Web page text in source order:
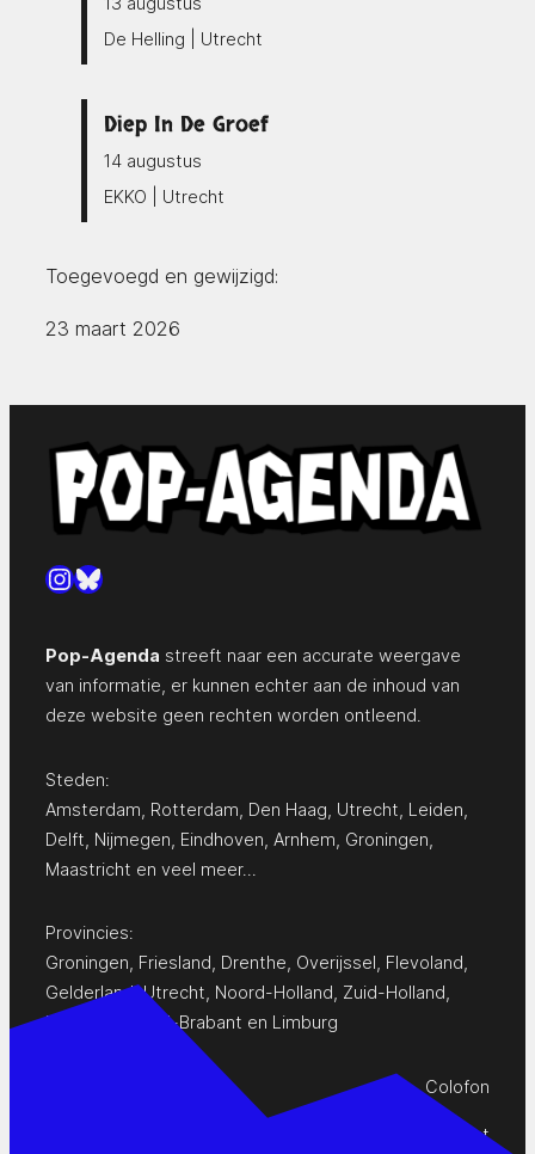
De Helling | Utrecht
Diep In De Groef
14 augustus
EKKO | Utrecht
Toegevoegd en gewijzigd:
23 maart 2026
Instagram
Bluesky
Pop-Agenda streeft naar een accurate weergave
van informatie, er kunnen echter aan de inhoud van
deze website geen rechten worden ontleend.
Steden:
Amsterdam Rotterdam Den Haag Utrecht Leiden
Delft Nijmegen Eindhoven Arnhem Groningen
Maastricht en veel meer…
Provincies:
Groningen, Friesland, Drenthe, Overijssel, Flevoland,
Gelderland,Utrecht, Noord-Holland, Zuid-Holland,
Zeeland
Noord-Brabant en Limburg
Colofon
Privacy Statement